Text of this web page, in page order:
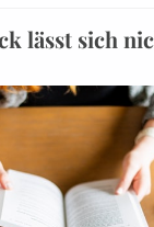
lässt sich